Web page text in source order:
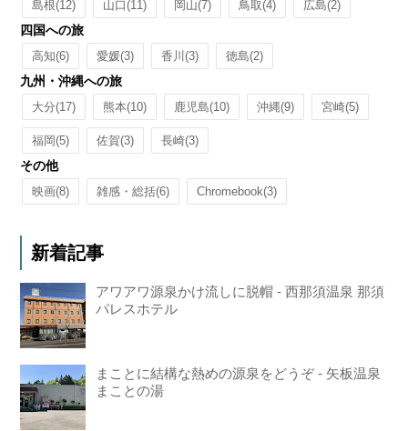
島根(12) 山口(11) 岡山(7) 鳥取(4) 広島(2)
四国への旅
高知(6) 愛媛(3) 香川(3) 徳島(2)
九州・沖縄への旅
大分(17) 熊本(10) 鹿児島(10) 沖縄(9) 宮崎(5)
福岡(5) 佐賀(3) 長崎(3)
その他
映画(8) 雑感・総括(6) Chromebook(3)
新着記事
アワアワ源泉かけ流しに脱帽 - 西那須温泉 那須
パレスホテル
まことに結構な熱めの源泉をどうぞ - 矢板温泉
まことの湯